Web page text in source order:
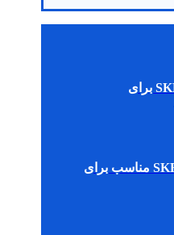
راهنمای انتخاب یاطاقان SKF برای
راهنمای انتخاب یاطاقان SKF مناسب برای